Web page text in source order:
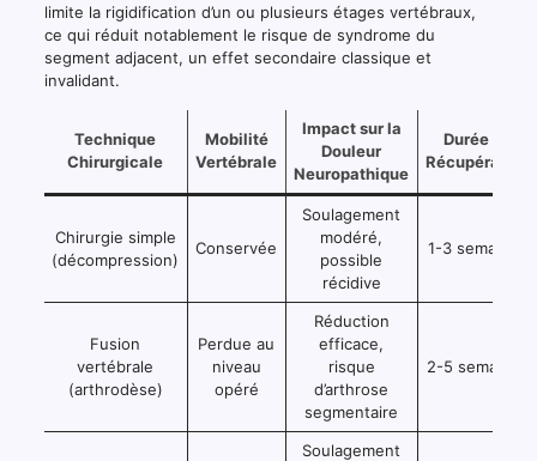
limite la rigidification d’un ou plusieurs étages vertébraux,
ce qui réduit notablement le risque de syndrome du
segment adjacent, un effet secondaire classique et
invalidant.
Technique
Chirurgicale
Mobilité
Vertébrale
Impact sur la
Douleur
Neuropathique
Durée de
Récupération
Chirurgie simple
(décompression)
Conservée
Soulagement
modéré,
possible
récidive
1-3 semaines
Fusion
vertébrale
(arthrodèse)
Perdue au
niveau
opéré
Réduction
efficace,
risque
d’arthrose
segmentaire
2-5 semaines
Soulagement